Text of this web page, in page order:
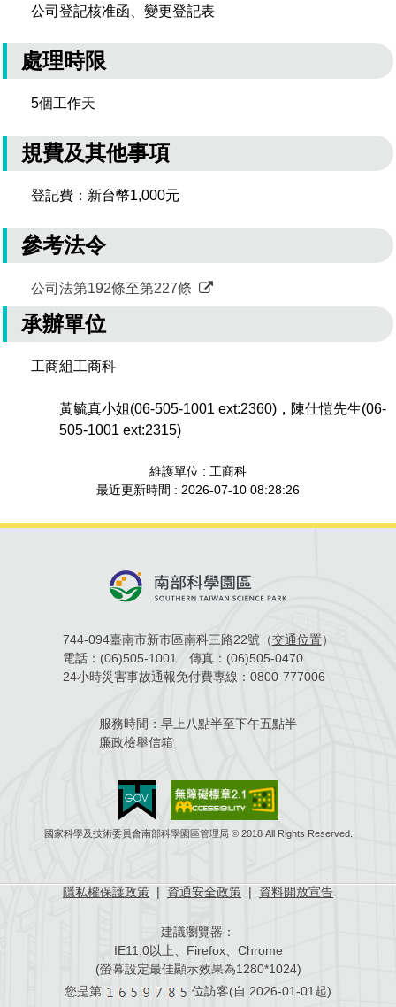
公司登記核准函、變更登記表
處理時限
5個工作天
規費及其他事項
登記費：新台幣1,000元
參考法令
公司法第192條至第227條
承辦單位
工商組工商科
黃毓真小姐(06-505-1001 ext:2360)，陳仕愷先生(06-
505-1001 ext:2315)
維護單位 : 工商科
最近更新時間 : 2026-07-10 08:28:26
744-094臺南市新市區南科三路22號（交通位置）
電話： (06)505-1001 傳真： (06)505-0470
24小時災害事故通報免付費專線： 0800-777006
服務時間： 早上八點半至下午五點半
廉政檢舉信箱
國家科學及技術委員會南部科學園區管理局 © 2018 All Rights Reserved.
隱私權保護政策 | 資通安全政策 | 資料開放宣告
建議瀏覽器：
IE11.0以上、Firefox、Chrome
(螢幕設定最佳顯示效果為1280*1024)
您是第
位訪客(自 2026-01-01起)